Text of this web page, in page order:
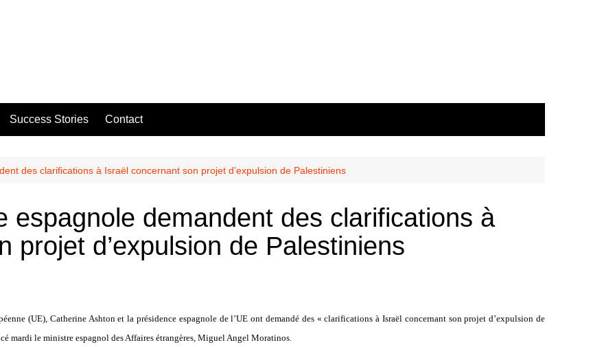
Success Stories Contact
des clarifications à Israël concernant son projet d’expulsion de Palestiniens
espagnole demandent des clarifications à
projet d’expulsion de Palestiniens
(UE), Catherine Ashton et la présidence espagnole de l’UE ont demandé des « clarifications à Israël concernant son projet d’expulsion de
mardi le ministre espagnol des Affaires étrangères, Miguel Angel Moratinos.